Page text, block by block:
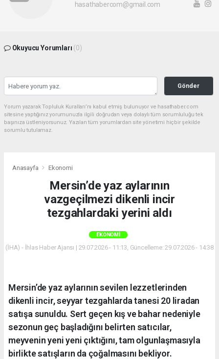
hasathabercom@gmail.com
Okuyucu Yorumları (0)
Gönder
Yorum yazarak Topluluk Kuralları’nı kabul etmiş bulunuyor ve hasathaber.com
sitesine yaptığınız yorumunuzla ilgili doğrudan veya dolaylı tüm sorumluluğu tek
başınıza üstleniyorsunuz. Yazılan tüm yorumlardan site yönetimi hiçbir şekilde
sorumlu tutulamaz.
Anasayfa Ekonomi
Mersin’de yaz aylarının
vazgeçilmezi dikenli incir
tezgahlardaki yerini aldı
EKONOMI
(İHA) - İhlas Haber Ajansı | 29.07.2026 - 11:13, Güncelleme: 29.07.2026 - 14:38
Mersin’de yaz aylarının sevilen lezzetlerinden
dikenli incir, seyyar tezgahlarda tanesi 20 liradan
satışa sunuldu. Sert geçen kış ve bahar nedeniyle
sezonun geç başladığını belirten satıcılar,
meyvenin yeni yeni çıktığını, tam olgunlaşmasıyla
birlikte satışların da çoğalmasını bekliyor.